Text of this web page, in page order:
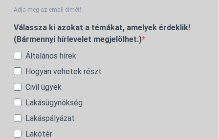
Adja meg az email címét!
Válassza ki azokat a témákat, amelyek érdeklik!
(Bármennyi hírlevelet megjelölhet.)
Általános hírek
Hogyan vehetek részt
Civil ügyek
Lakásügynökség
Lakáspályázat
Lakótér